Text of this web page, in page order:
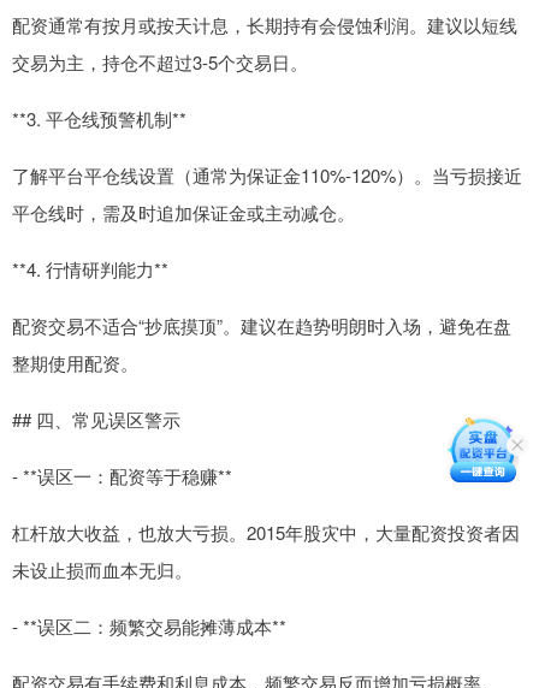
配资通常有按月或按天计息，长期持有会侵蚀利润。建议以短线
交易为主，持仓不超过3-5个交易日。
**3. 平仓线预警机制**
了解平台平仓线设置（通常为保证金110%-120%）。当亏损接近
平仓线时，需及时追加保证金或主动减仓。
**4. 行情研判能力**
配资交易不适合“抄底摸顶”。建议在趋势明朗时入场，避免在盘
整期使用配资。
## 四、常见误区警示
- **误区一：配资等于稳赚**
杠杆放大收益，也放大亏损。2015年股灾中，大量配资投资者因
未设止损而血本无归。
- **误区二：频繁交易能摊薄成本**
配资交易有手续费和利息成本，频繁交易反而增加亏损概率。